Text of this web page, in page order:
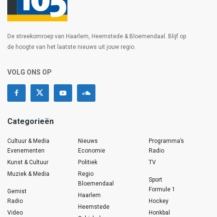
De streekomroep van Haarlem, Heemstede & Bloemendaal. Blijf op
de hoogte van het laatste nieuws uit jouw regio.
VOLG ONS OP
Categorieën
Cultuur & Media
Evenementen
Kunst & Cultuur
Muziek & Media
Gemist
Radio
Video
Nieuws
Economie
Politiek
Regio
Bloemendaal
Haarlem
Heemstede
Programma’s
Radio
TV
Sport
Formule 1
Hockey
Honkbal